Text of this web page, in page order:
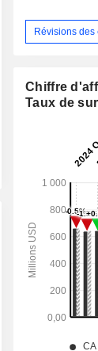
Révisions des
Chiffre
Taux de